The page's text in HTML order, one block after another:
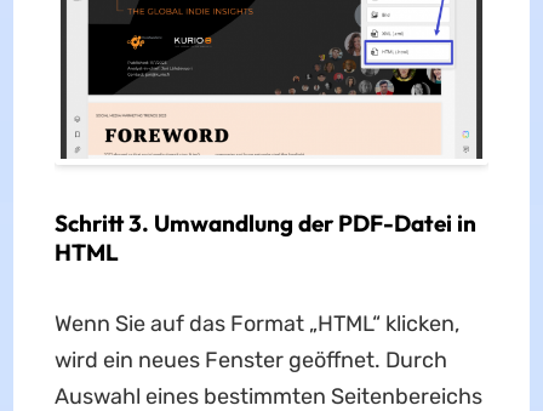
Schritt 3. Umwandlung der PDF-Datei in
HTML
Wenn Sie auf das Format „HTML“ klicken,
wird ein neues Fenster geöffnet. Durch
Auswahl eines bestimmten Seitenbereichs